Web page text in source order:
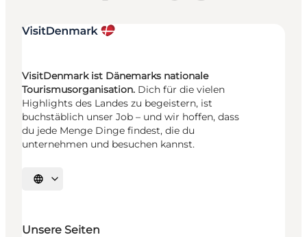
VisitDenmark ist Dänemarks nationale
Tourismusorganisation. Dich für die vielen
Highlights des Landes zu begeistern, ist
buchstäblich unser Job – und wir hoffen, dass
du jede Menge Dinge findest, die du
unternehmen und besuchen kannst.
Sprache auswählen
Unsere Seiten